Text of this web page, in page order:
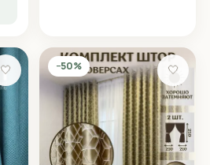
🤍 −50% 🤍